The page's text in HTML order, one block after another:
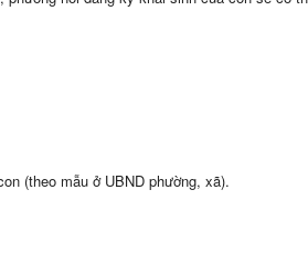
(theo mẫu ở UBND phường, xã).